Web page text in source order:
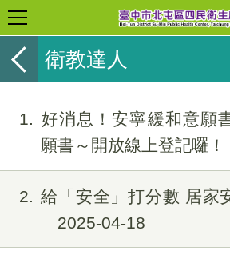
衛教達人
1
好消息！安寧緩和意願
願書～開放線上登記囉！
2
給「安全」打分數 居家
2025-04-18